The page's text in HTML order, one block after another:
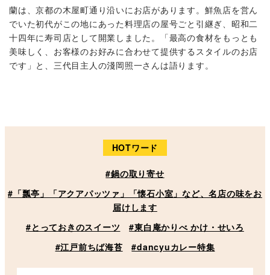
蘭は、京都の木屋町通り沿いにお店があります。鮮魚店を営ん
でいた初代がこの地にあった料理店の屋号ごと引継ぎ、昭和二
十四年に寿司店として開業しました。「最高の食材をもっとも
美味しく、お客様のお好みに合わせて提供するスタイルのお店
です」と、三代目主人の淺岡照一さんは語ります。
HOTワード
#鍋の取り寄せ
#「瓢亭」「アクアパッツァ」「懐石小室」など、名店の味をお
届けします
#とっておきのスイーツ
#東白庵かりべ かけ・せいろ
#江戸前ちば海苔
#dancyuカレー特集